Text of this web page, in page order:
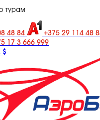
турам
48 84 +375 29 114 48
17 3 666 999
$